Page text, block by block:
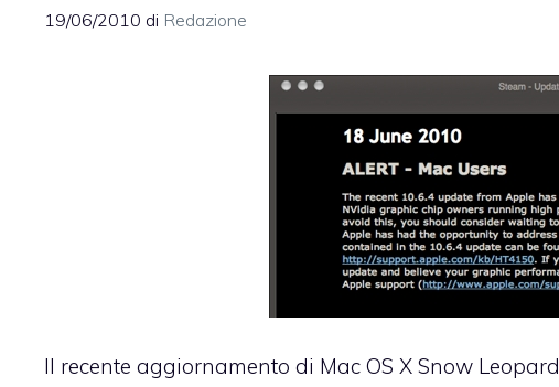
19/06/2010 di Redazione
Il recente aggiornamento di Mac OS X Snow Leopard